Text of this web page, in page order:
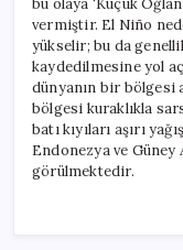
vermiştir. El Niño
yükselir; bu da
kaydedilmesine yol
dünyanın bir bölgesi
bölgesi kuraklıkla
batı kıyıları aşırı
Endonezya ve
görülmektedir.